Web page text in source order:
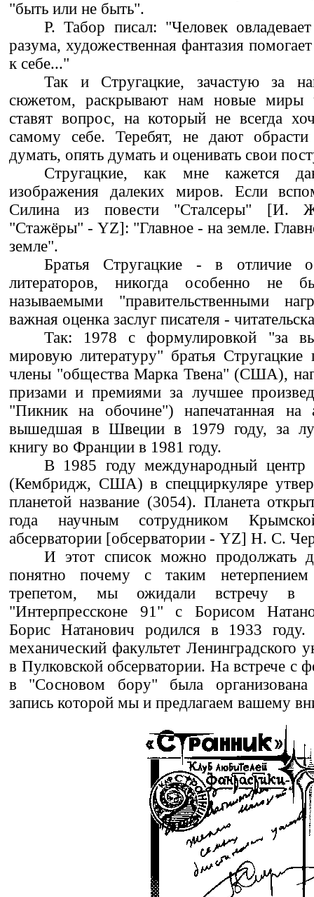
"быть или не быть".
Р. Табор писал: "Человек
разума, художественная фантазия
к себе..."
Так и Стругацкие, зачастую за
сюжетом, раскрывают нам новые миры
ставят вопрос, на который не всегда
самому себе. Теребят, не дают обрасти
думать, опять думать и оценивать свои
Стругацкие, как мне кажется
изображения далеких миров. Если
Силина из повести "Сталсеры" [И.
"Стажёры" - YZ]: "Главное - на земле.
земле".
Братья Стругацкие - в отличие
литераторов, никогда особенно не
называемыми "правительственными
важная оценка заслуг писателя -
Так: 1978 с формулировкой "за
мировую литературу" братья
члены "общества Марка Твена" (США),
призами и премиями за лучшее
"Пикник на обочине") напечатанная на
вышедшая в Швеции в 1979 году, за
книгу во Франции в 1981 году.
В 1985 году международный
(Кембридж, США) в спецциркуляре
планетой название (3054). Планета
года научным сотрудником
абсерватории [обсерватории - YZ] Н. С.
И этот список можно продолжать
понятно почему с таким
трепетом, мы ожидали встречу в
"Интерпрессконе 91" с Борисом
Борис Натанович родился в 1933
механический факультет Ленинградского
в Пулковской обсерватории. На встрече
в "Сосновом бору" была организована
запись которой мы и предлагаем вашему